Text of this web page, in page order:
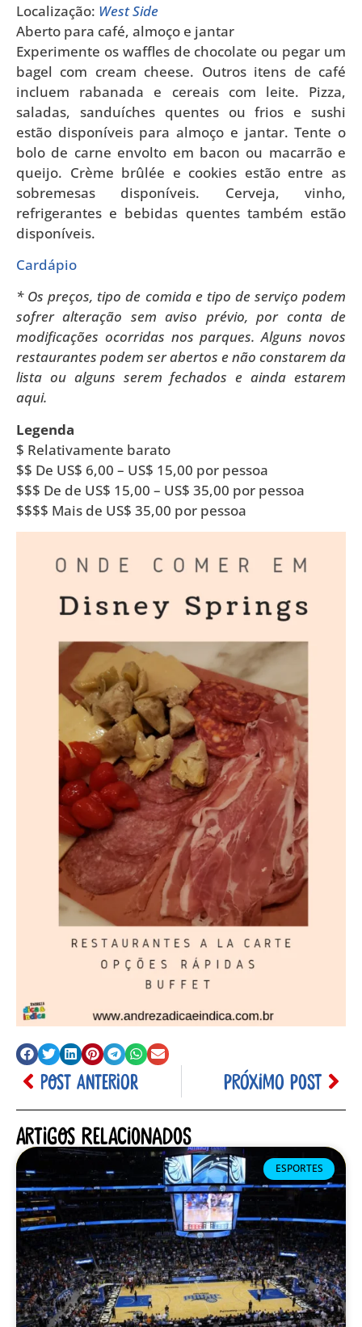
Localização: West Side
Aberto para café, almoço e jantar
Experimente os waffles de chocolate ou pegar um
bagel com cream cheese. Outros itens de café
incluem rabanada e cereais com leite. Pizza,
saladas, sanduíches quentes ou frios e sushi
estão disponíveis para almoço e jantar. Tente o
bolo de carne envolto em bacon ou macarrão e
queijo. Crème brûlée e cookies estão entre as
sobremesas disponíveis. Cerveja, vinho,
refrigerantes e bebidas quentes também estão
disponíveis.
Cardápio
* Os preços, tipo de comida e tipo de serviço podem
sofrer alteração sem aviso prévio, por conta de
modificações ocorridas nos parques. Alguns novos
restaurantes podem ser abertos e não constarem da
lista ou alguns serem fechados e ainda estarem
aqui.
Legenda
$ Relativamente barato
$$ De US$ 6,00 – US$ 15,00 por pessoa
$$$ De de US$ 15,00 – US$ 35,00 por pessoa
$$$$ Mais de US$ 35,00 por pessoa
POST ANTERIOR PRÓXIMO POST
Artigos relacionados
ESPORTES